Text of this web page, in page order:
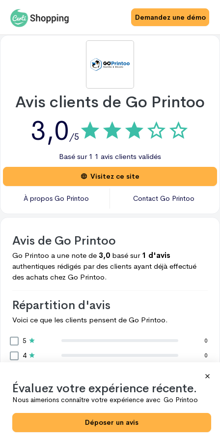
Demandez une démo
Avis clients de Go Printoo
3,0 /5
Basé sur 1 1 avis clients validés
Visitez ce site
À propos Go Printoo Contact Go Printoo
Avis de Go Printoo
Go Printoo a une note de 3,0 basé sur 1 d'avis
authentiques rédigés par des clients ayant déjà effectué
des achats chez Go Printoo.
Répartition d'avis
Voici ce que les clients pensent de Go Printoo.
5 0
4 0
2
1
Voir plus
Évaluez votre expérience récente.
Nous aimerions connaître votre expérience avec Go Printoo
Déposer un avis